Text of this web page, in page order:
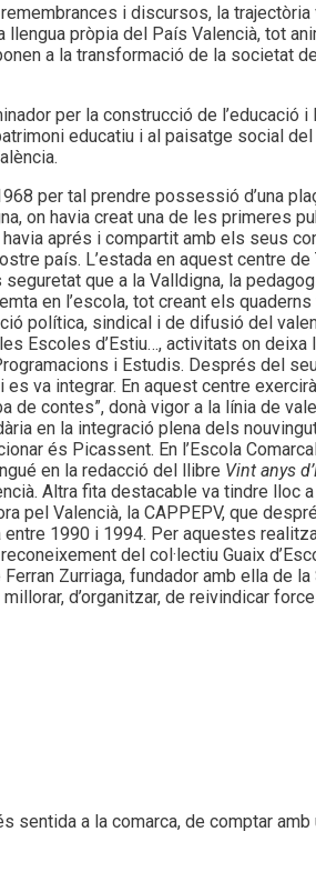
i discursos, la
pròpia del País Valencià, tot
a la transformació de la societat
per la construcció de l’educació i
educatiu i al paisatge social
per tal prendre possessió d’una
on havia creat una de les primeres
aprés i compartit amb els seus
país. L’estada en aquest centre
que a la Valldigna, la
en l’escola, tot creant els
política, sindical i de difusió del
Escoles d’Estiu…, activitats on
i Estudis. Després del
es va integrar. En aquest centre
de contes”, donà vigor a la línia de
en la integració plena dels
és Picassent. En l’Escola
en la redacció del llibre Vint anys
Altra fita destacable va tindre
pel Valencià, la CAPPEPV, que
entre 1990 i 1994. Per aquestes
del col·lectiu Guaix
Zurriaga, fundador amb ella de
d’organitzar, de reivindicar
sentida a la comarca, de comptar